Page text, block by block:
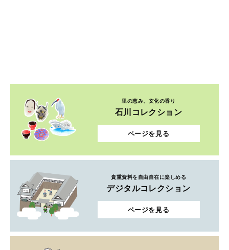
里の恵み、文化の香り
石川コレクション
ページを見る
貴重資料を自由自在に楽しめる
デジタルコレクション
ページを見る